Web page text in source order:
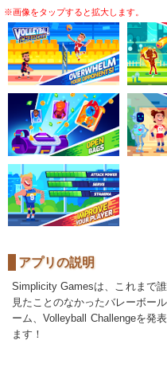
※画像をタップすると拡大します。
アプリの説明
Simplicity Gamesは、これまで
見たことのなかったバレーボー
ーム、Volleyball Challengeを発
ます！